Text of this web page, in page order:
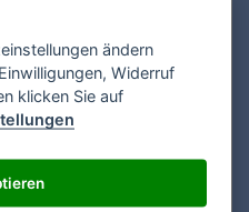
ändern
Widerruf
klicken Sie auf